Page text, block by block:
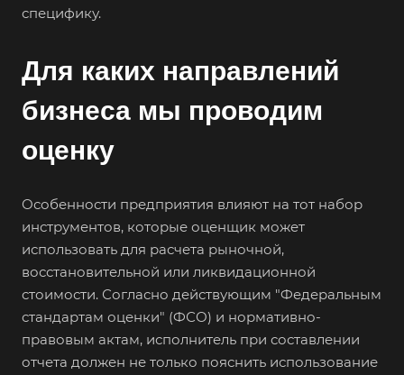
специфику.
Для каких направлений
бизнеса мы проводим
оценку
Особенности предприятия влияют на тот набор
инструментов, которые оценщик может
использовать для расчета рыночной,
восстановительной или ликвидационной
стоимости. Согласно действующим "Федеральным
стандартам оценки" (ФСО) и нормативно-
правовым актам, исполнитель при составлении
отчета должен не только пояснить использование
Выберите ваш город
Например:Славянск-на-Кубани